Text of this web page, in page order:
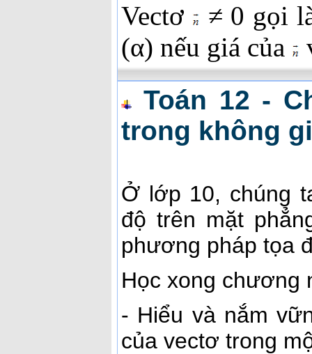
Vectơ
≠ 0 gọi
(α) nếu giá của
Toán 12 -
trong không
Ở lớp 10, chúng
độ trên mặt
phương pháp tọa
Học xong chương
- Hiểu và nắm
của vectơ trong